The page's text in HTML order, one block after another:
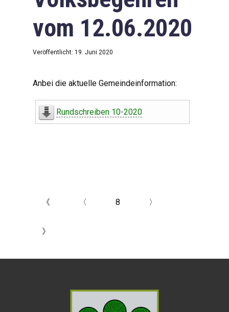
vom 12.06.2020
Veröffentlicht: 19. Juni 2020
Anbei die aktuelle Gemeindeinformation:
Rundschreiben 10-2020
《 〈 8 〉
》